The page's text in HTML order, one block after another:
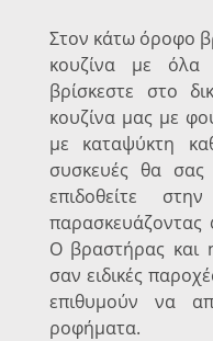
Στον κάτω όροφο
κουζίνα με
βρίσκεστε στο
κουζίνα μας με
με καταψύκτη
συσκευές θα
επιδοθείτε
παρασκευάζοντας
Ο βραστήρας και
σαν ειδικές
επιθυμούν να
ροφήματα.